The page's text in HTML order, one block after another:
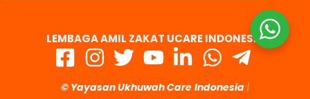
LEMBAGA AMIL ZAKAT UCARE INDONESIA
© Yayasan Ukhuwah Care Indonesia |